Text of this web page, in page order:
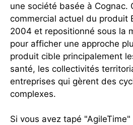
une société basée à Cognac.
commercial actuel du produit
2004 et repositionné sous la
pour afficher une approche
produit cible principalement
santé, les collectivités
entreprises qui gèrent des
complexes.
Si vous avez tapé